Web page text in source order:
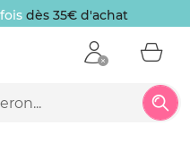
dès 35€ d'achat